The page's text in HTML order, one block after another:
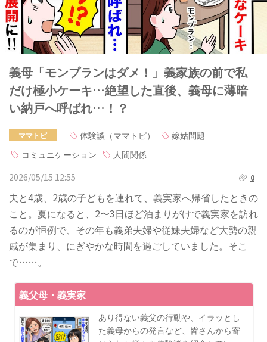
義母「モンブランはダメ！」義家族の前で私
だけ極小ケーキ…絶望した直後、義母に薄暗
い納戸へ呼ばれ…！？
ママトピ 体験談（ママトピ）
嫁姑問題
コミュニケーション
人間関係
2026/05/15 12:55
0
夫と4歳、2歳の子どもを連れて、義実家へ帰省したときの
こと。夏になると、2〜3日ほど泊まりがけで義実家を訪れ
るのが恒例で、その年も義弟夫婦や従妹夫婦など大勢の親
戚が集まり、にぎやかな時間を過ごしていました。そこ
で……。
義父母・義実家
あり得ない義父の行動や、イラッとし
た義母からの発言など、皆さんから寄